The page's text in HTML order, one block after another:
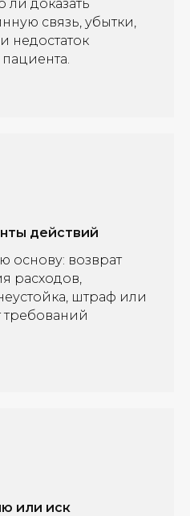
доказать
связь, убытки,
недостаток
действий
основу: возврат
расходов,
штраф или
требований
или иск